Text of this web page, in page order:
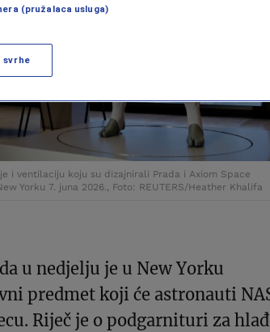
i ventilaciju koju su dizajnirali Prada i Axiom Space
Yorku 7. juna 2026., Foto: REUTERS/Heather Khalifa
u nedjelju je u New Yorku
predmet koji će astronauti
Riječ je o podgarnituri za
(pružalaca usluga)
svrhe